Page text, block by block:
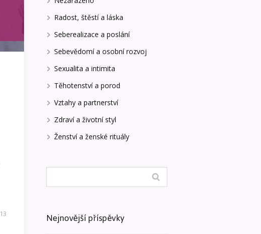
13
Radost, štěstí a láska
Seberealizace a poslání
Sebevědomí a osobní rozvoj
Sexualita a intimita
Těhotenství a porod
Vztahy a partnerství
Zdraví a životní styl
Ženství a ženské rituály
Nejnovější příspěvky